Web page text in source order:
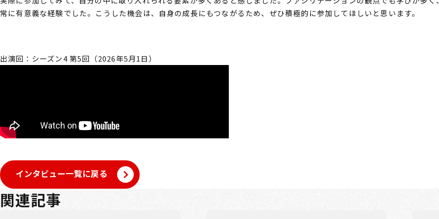
常に有意義な経験でした。こうした機会は、自身の成長にもつながるため、ぜひ積極的に参加してほしいと思います。
出演回：シーズン4 第5回（2026年5月1日）
インタビュー一覧に戻る
関連記事